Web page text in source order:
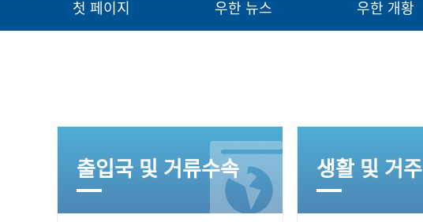
첫 페이지 우한 뉴스 우한 개황
출입국 및 거류수속 생활 및 거주